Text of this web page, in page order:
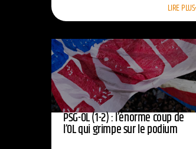
LIRE PLUS
PSG-OL (1-2) : l’énorme coup de
l’OL qui grimpe sur le podium